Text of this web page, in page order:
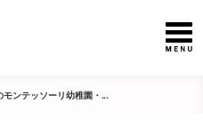
モンテッソーリ幼稚園・...